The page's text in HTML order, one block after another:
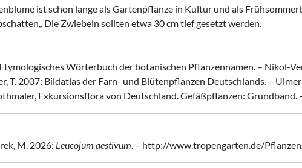
ist schon lange als Gartenpflanze in Kultur und als
Die Zwiebeln sollten etwa 30 cm tief gesetzt werden.
Wörterbuch der botanischen Pflanzennamen. – Nikol-
T. 2007: Bildatlas der Farn- und Blütenpflanzen Deutschlands. –
Exkursionsflora von Deutschland. Gefäßpflanzen:
M. 2026: Leucojum aestivum. – http://www.tropengarten.de/